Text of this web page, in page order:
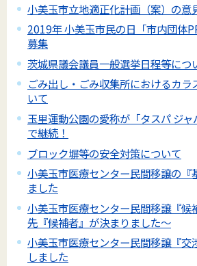
小美玉市立地適正化計画（案）の意
2019年 小美玉市民の日「市内団体
募集
茨城県議会議員一般選挙日程等につ
ごみ出し・ごみ収集所におけるカラ
いて
玉里運動公園の愛称が「タスパ ジャ
で継続！
ブロック塀等の安全対策について
小美玉市医療センター民間移譲の『
ました
小美玉市医療センター民間移譲『
先『候補者』が決まりました～
小美玉市医療センター民間移譲『交
しました